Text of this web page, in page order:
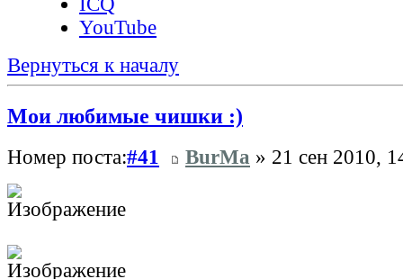
YouTube
Вернуться к началу
Мои любимые чишки :)
Номер поста:#41 BurMa » 21 сен 2010,